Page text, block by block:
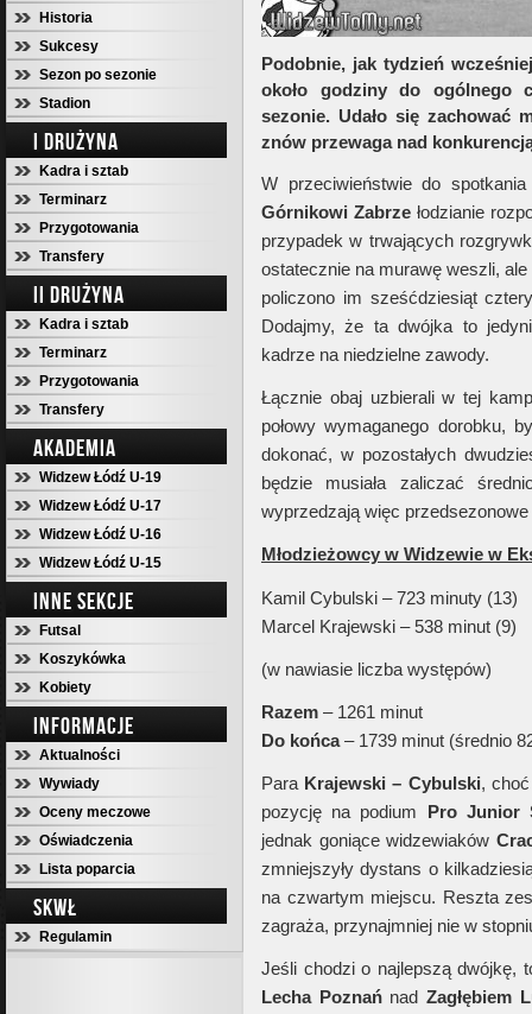
Historia
Sukcesy
Sezon po sezonie
Stadion
I DRUŻYNA
Kadra i sztab
Terminarz
Przygotowania
Transfery
II DRUŻYNA
Kadra i sztab
Terminarz
Przygotowania
Transfery
AKADEMIA
Widzew Łódź U-19
Widzew Łódź U-17
Widzew Łódź U-16
Widzew Łódź U-15
INNE SEKCJE
Futsal
Koszykówka
Kobiety
INFORMACJE
Aktualności
Wywiady
Oceny meczowe
Oświadczenia
Lista poparcia
SKWŁ
Regulamin
Podobnie, jak tydzień
około godziny do ogólnego
sezonie. Udało się zachować
znów przewaga nad
W przeciwieństwie do
Górnikowi Zabrzełodzianie
przypadek w trwających
ostatecznie na murawę weszli,
policzono im sześćdziesiąt
Dodajmy, że ta dwójka to
kadrze na niedzielne zawody.
Łącznie obaj uzbierali w tej
połowy wymaganego dorobku,
dokonać, w pozostałych
będzie musiała zaliczać
wyprzedzają więc przedsezonowe
Młodzieżowcy w Widzewie w
Kamil Cybulski – 723 minuty (13)
Marcel Krajewski – 538 minut (9)
(w nawiasie liczba występów)
Razem – 1261 minut
Do końca– 1739 minut (średnio
Para Krajewski – Cybulski, choć
pozycję na podium Pro Junior
jednak goniące widzewiaków
zmniejszyły dystans o
na czwartym miejscu. Reszta
zagraża, przynajmniej nie w
Jeśli chodzi o najlepszą dwójkę,
Lecha PoznańnadZagłębiem